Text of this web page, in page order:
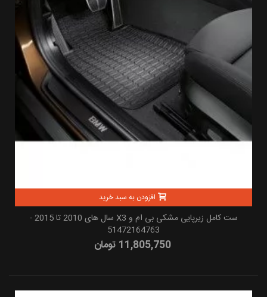
افزودن به سبد خرید
ست کامل زیرپایی مشکی بی ام و X3 سال های 2010 تا 2015 -
51472164763
11,805,750 تومان